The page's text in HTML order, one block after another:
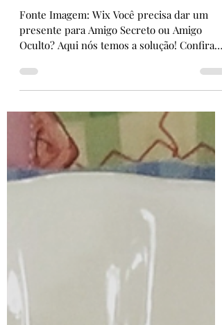
Sugestão de presente para
Amigo Secreto ou Amigo
Oculto
presente para Amigo Secreto ou Amigo
Oculto? Aqui nós temos a solução! Confira
abaixo algumas...